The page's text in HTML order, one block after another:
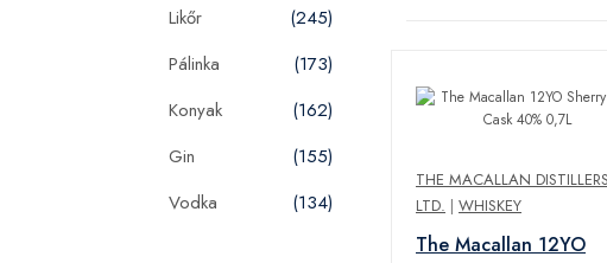
Likőr
(245)
Pálinka
(173)
Konyak
(162)
Gin
(155)
Vodka
(134)
THE MACALLAN DISTILLERS
LTD. | WHISKEY
The Macallan 12YO